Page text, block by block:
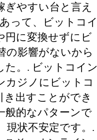
やすい台と言え
って、ビットコイ
円に変換せずにビ
の影響がないから
。. ビットコイン
カジノにビットコ
出すことができ
般的なパターンで
現状不安定です。.